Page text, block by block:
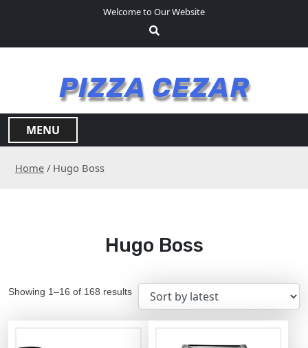
Welcome to Our Website
PIZZA CEZAR
MENU
Home / Hugo Boss
Hugo Boss
Showing 1–16 of 168 results